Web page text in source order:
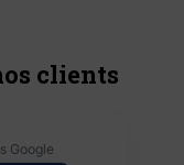
clients
Google